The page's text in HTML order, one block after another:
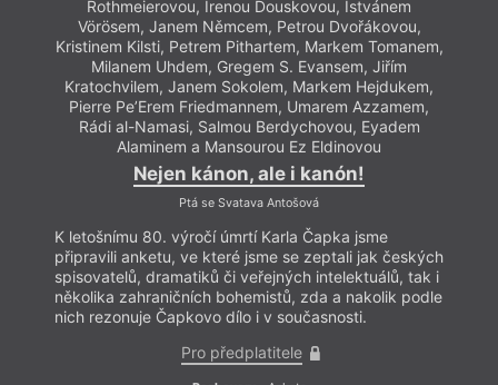
Rothmeierovou, Irenou Douskovou, Istvánem
Vörösem, Janem Němcem, Petrou Dvořákovou,
Kristinem Kilsti, Petrem Pithartem, Markem Tomanem,
Milanem Uhdem, Gregem S. Evansem, Jiřím
Kratochvilem, Janem Sokolem, Markem Hejdukem,
Pierre Pe’Erem Friedmannem, Umarem Azzamem,
Rádi al-Namasi, Salmou Berdychovou, Eyadem
Alaminem a Mansourou Ez Eldinovou
Nejen kánon, ale i kanón!
Ptá se Svatava Antošová
K letošnímu 80. výročí úmrtí Karla Čapka jsme
připravili anketu, ve které jsme se zeptali jak českých
spisovatelů, dramatiků či veřejných intelektuálů, tak i
několika zahraničních bohemistů, zda a nakolik podle
nich rezonuje Čapkovo dílo i v současnosti.
Pro předplatitele